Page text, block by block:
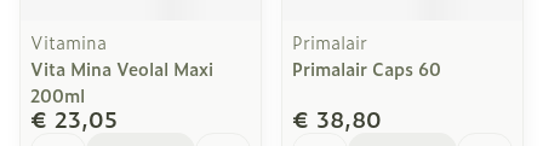
Vitamina
Vita Mina Veolal Maxi
200ml
€ 23,05
Primalair
Primalair Caps 60
€ 38,80